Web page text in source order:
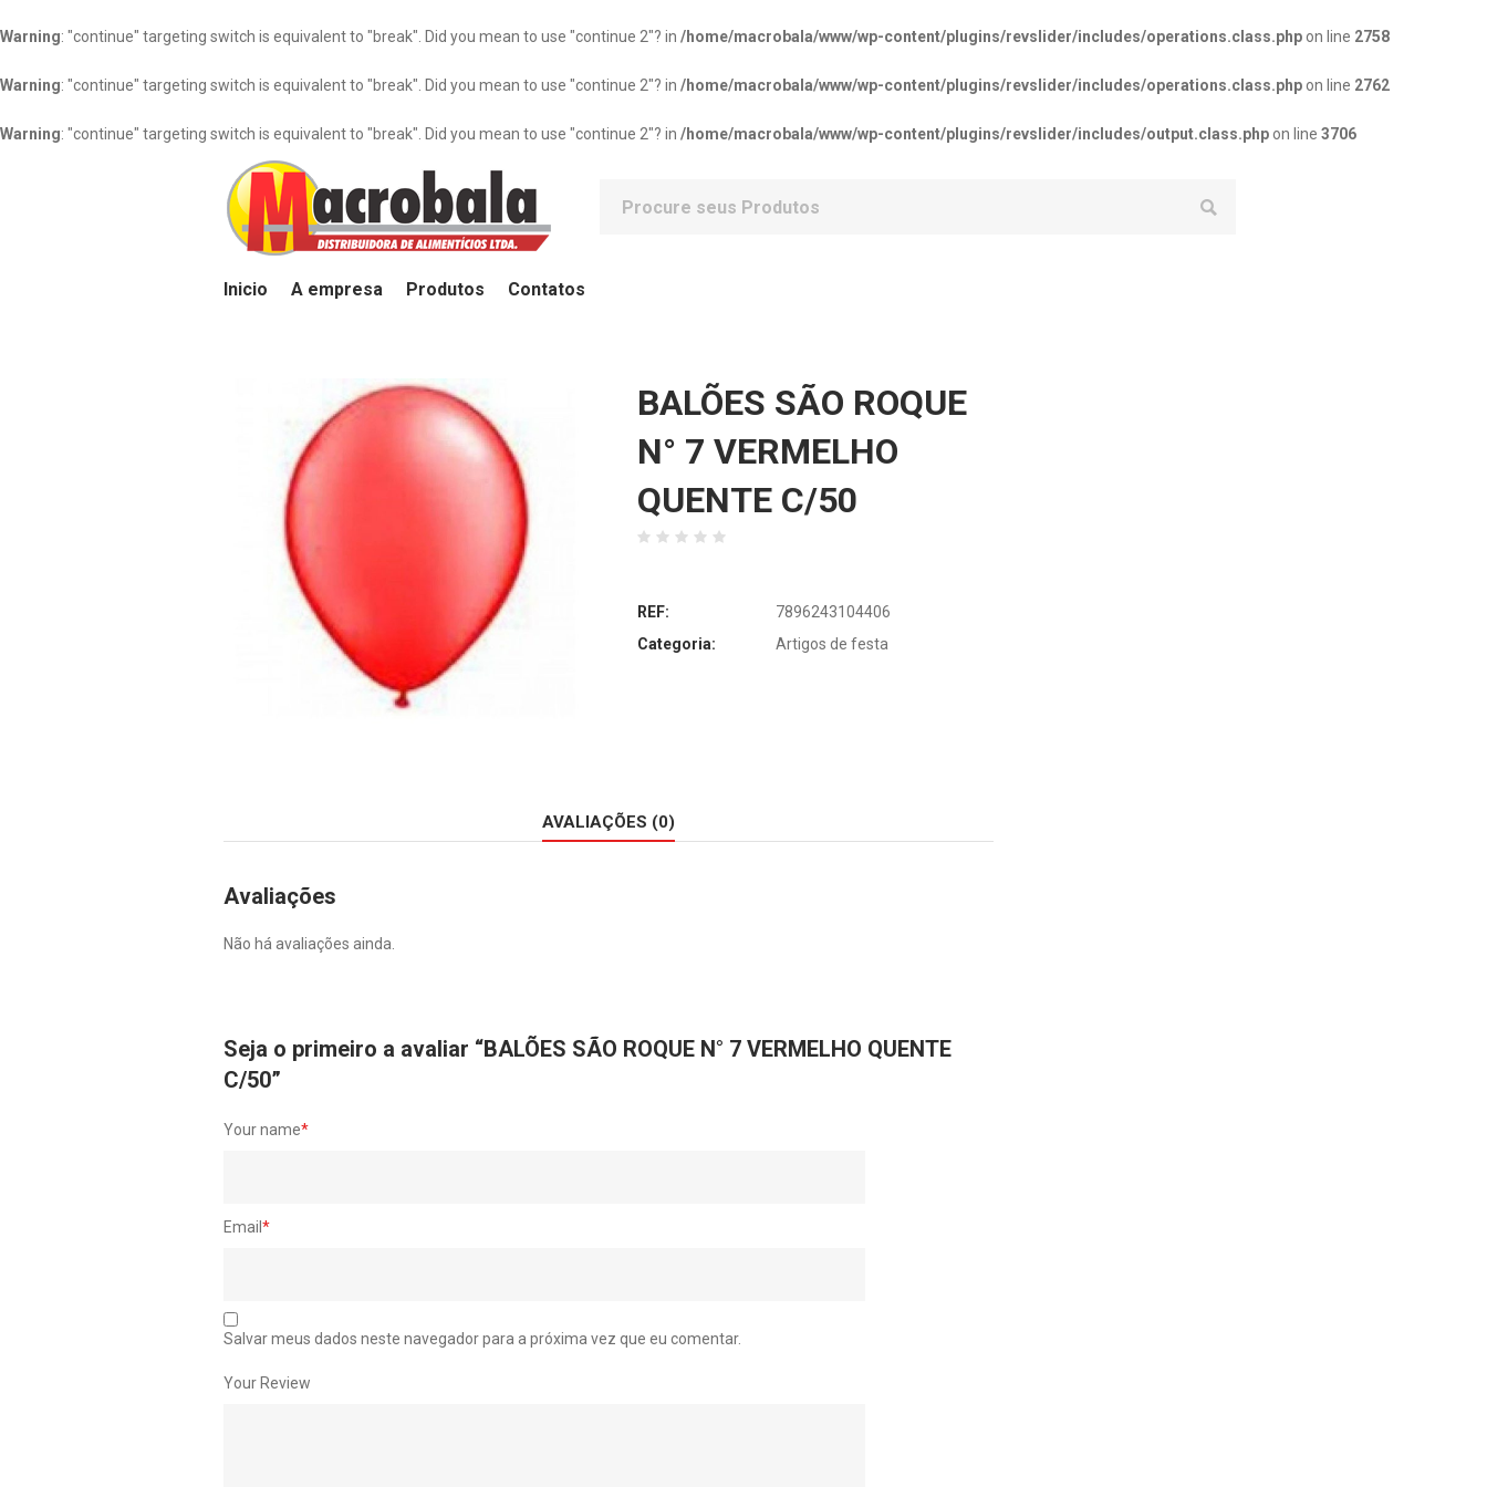
Warning: "continue" targeting switch is equivalent to "break". Did you mean to use "continue 2"? in /home/macrobala/www/wp-content/plugins/revslider/includes/operations.class.php on line 2758
Warning: "continue" targeting switch is equivalent to "break". Did you mean to use "continue 2"? in /home/macrobala/www/wp-content/plugins/revslider/includes/operations.class.php on line 2762
Warning: "continue" targeting switch is equivalent to "break". Did you mean to use "continue 2"? in /home/macrobala/www/wp-content/plugins/revslider/includes/output.class.php on line 3706
Inicio A empresa Produtos Contatos
BALÕES SÃO ROQUE
N° 7 VERMELHO
QUENTE C/50
REF:
7896243104406
Categoria:
Artigos de festa
AVALIAÇÕES (0)
Avaliações
Não há avaliações ainda.
Seja o primeiro a avaliar “BALÕES SÃO ROQUE N° 7 VERMELHO QUENTE
C/50”
Your name*
Email *
Salvar meus dados neste navegador para a próxima vez que eu comentar.
Your Review